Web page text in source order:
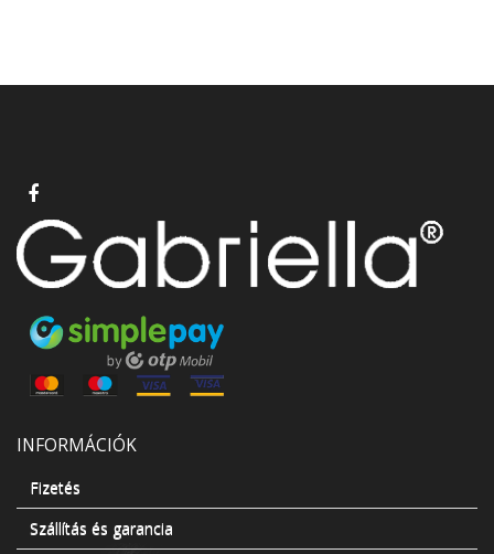
INFORMÁCIÓK
Fizetés
Szállítás és garancia